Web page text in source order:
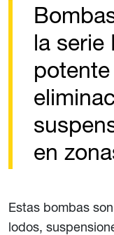
la serie
en
Estas bombas
lodos,